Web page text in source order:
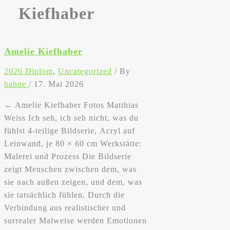
Kiefhaber
Amelie Kiefhaber
2026 Diplom, Uncategorized / By
bahoe / 17. Mai 2026
← Amelie Kiefhaber Fotos Matthias
Weiss Ich seh, ich seh nicht, was du
fühlst 4-teilige Bildserie, Acryl auf
Leinwand, je 80 × 60 cm Werkstätte:
Malerei und Prozess Die Bildserie
zeigt Menschen zwischen dem, was
sie nach außen zeigen, und dem, was
sie tatsächlich fühlen. Durch die
Verbindung aus realistischer und
surrealer Malweise werden Emotionen